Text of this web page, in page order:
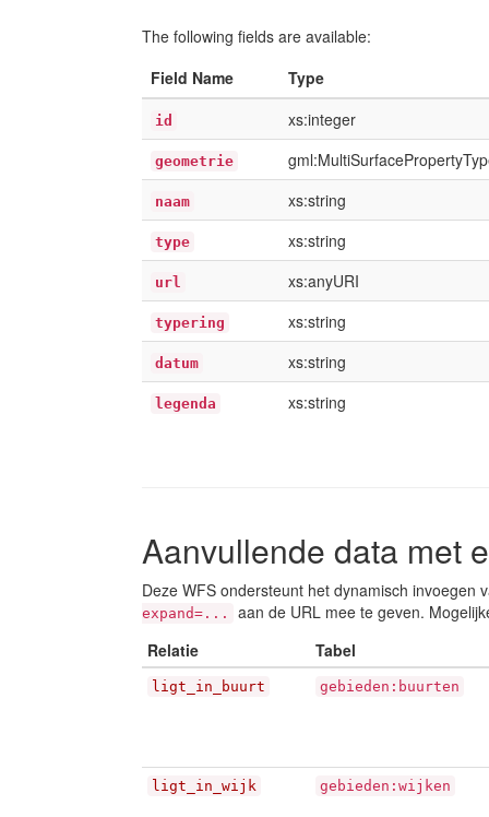
The following fields are available:
Field Name
Type
id xs:integer
geometrie
naam xs:string
type xs:string
url xs:anyURI
typering xs:string
datum xs:string
legenda xs:string
Aanvullende data met
Deze WFS ondersteunt het dynamisch
expand=...
aan de URL mee te geven.
Relatie
Tabel
ligt_in_buurt gebieden:buurten
ligt_in_wijk gebieden:wijken